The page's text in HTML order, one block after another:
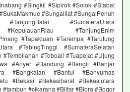
#Singkil #Sipirok #Solok #Stabat
#Sungailiat #SungaiPenuh
#SumateraUtara
#KepulauanRiau #TanjungEnim
#Tapaktuan #Tarempa #Tarutung
#TebingTinggi #SumateraSelatan
#Tembilahan #Toboali #Tuapejat #Ujung
#Anyer #Bandung #Bangil #Banjar
#Bangkalan #Bantul #Banyumas
#Bekasi #Bekasibarat #Bekasiutara
#cikarang #Blitar #Blora #Bogor